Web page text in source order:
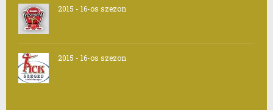
2015 - 16-os szezon
2015 - 16-os szezon